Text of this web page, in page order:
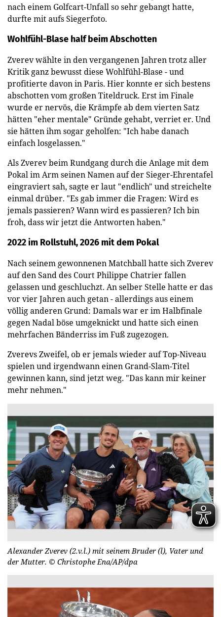
nach einem Golfcart-Unfall so sehr gebangt hatte,
durfte mit aufs Siegerfoto.
Wohlfühl-Blase half beim Abschotten
Zverev wählte in den vergangenen Jahren trotz aller
Kritik ganz bewusst diese Wohlfühl-Blase - und
profitierte davon in Paris. Hier konnte er sich bestens
abschotten vom großen Titeldruck. Erst im Finale
wurde er nervös, die Krämpfe ab dem vierten Satz
hätten "eher mentale" Gründe gehabt, verriet er. Und
sie hätten ihm sogar geholfen: "Ich habe danach
einfach losgelassen."
Als Zverev beim Rundgang durch die Anlage mit dem
Pokal im Arm seinen Namen auf der Sieger-Ehrentafel
eingraviert sah, sagte er laut "endlich" und streichelte
einmal drüber. "Es gab immer die Fragen: Wird es
jemals passieren? Wann wird es passieren? Ich bin
froh, dass wir jetzt die Antworten haben."
2022 im Rollstuhl, 2026 mit dem Pokal
Nach seinem gewonnenen Matchball hatte sich Zverev
auf den Sand des Court Philippe Chatrier fallen
gelassen und geschluchzt. An selber Stelle hatte er das
vor vier Jahren auch getan - allerdings aus einem
völlig anderen Grund: Damals war er im Halbfinale
gegen Nadal böse umgeknickt und hatte sich einen
mehrfachen Bänderriss im Fuß zugezogen.
Zverevs Zweifel, ob er jemals wieder auf Top-Niveau
spielen und irgendwann einen Grand-Slam-Titel
gewinnen kann, sind jetzt weg. "Das kann mir keiner
mehr nehmen."
Alexander Zverev (2.v.l.) mit seinem Bruder (l), Vater und
der Mutter. © Christophe Ena/AP/dpa